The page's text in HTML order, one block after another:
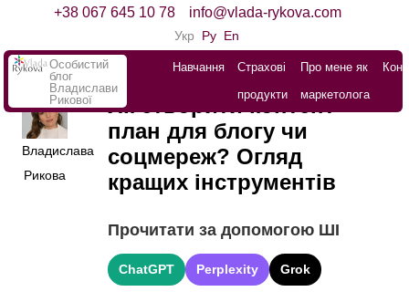
+38 067 645 10 78 info@vlada-rykova.com
Укр Ру En
Особистий
блог
Владислави
Рикової
Навчання
Страхові
продукти
Про мене як
маркетолога
Владислава
Рикова
Як створити контент-
план для блогу чи
соцмереж? Огляд
кращих інструментів
Прочитати за допомогою ШІ
ChatGPT Perplexity Grok